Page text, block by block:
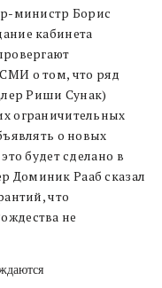
министр Борис
кабинета
о том, что ряд
Риши Сунак)
ограничительных
о новых
будет сделано в
Доминик Рааб сказал
что
не